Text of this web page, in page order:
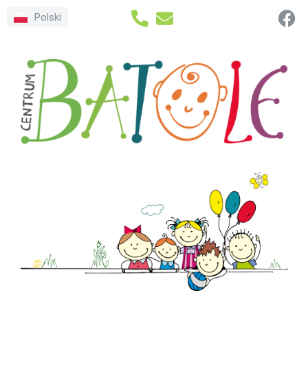
obsah
Polski